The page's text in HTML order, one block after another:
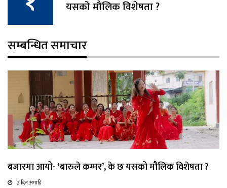
यसको मौलिक विशेषता ?
सम्बन्धित समाचार
बजारमा आयो- ‘बारुले कम्मर’, के छ यसको मौलिक विशेषता ?
2 दिन अगाडि